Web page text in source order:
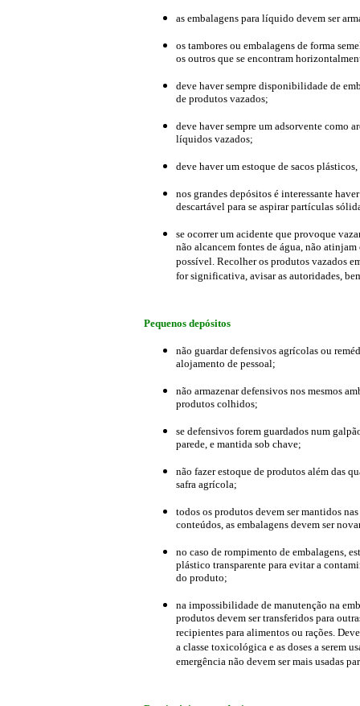
as embalagens para líquido devem ser
os tambores ou embalagens de forma
os outros que se encontram
deve haver sempre disponibilidade de
de produtos vazados;
deve haver sempre um adsorvente como
líquidos vazados;
deve haver um estoque de sacos
nos grandes depósitos é interessante
descartável para se aspirar partículas
se ocorrer um acidente que provoque
não alcancem fontes de água, não
possível. Recolher os produtos vazados
for significativa, avisar as autoridades,
Pequenos depósitos
não guardar defensivos agrícolas ou
alojamento de pessoal;
não armazenar defensivos nos mesmos
produtos colhidos;
se defensivos forem guardados num
parede, e mantida sob chave;
não fazer estoque de produtos além das
safra agrícola;
todos os produtos devem ser mantidos
conteúdos, as embalagens devem ser
no caso de rompimento de embalagens,
plástico transparente para evitar a
do produto;
na impossibilidade de manutenção na
produtos devem ser transferidos para
recipientes para alimentos ou rações.
a classe toxicológica e as doses a serem
emergência não devem ser mais usadas